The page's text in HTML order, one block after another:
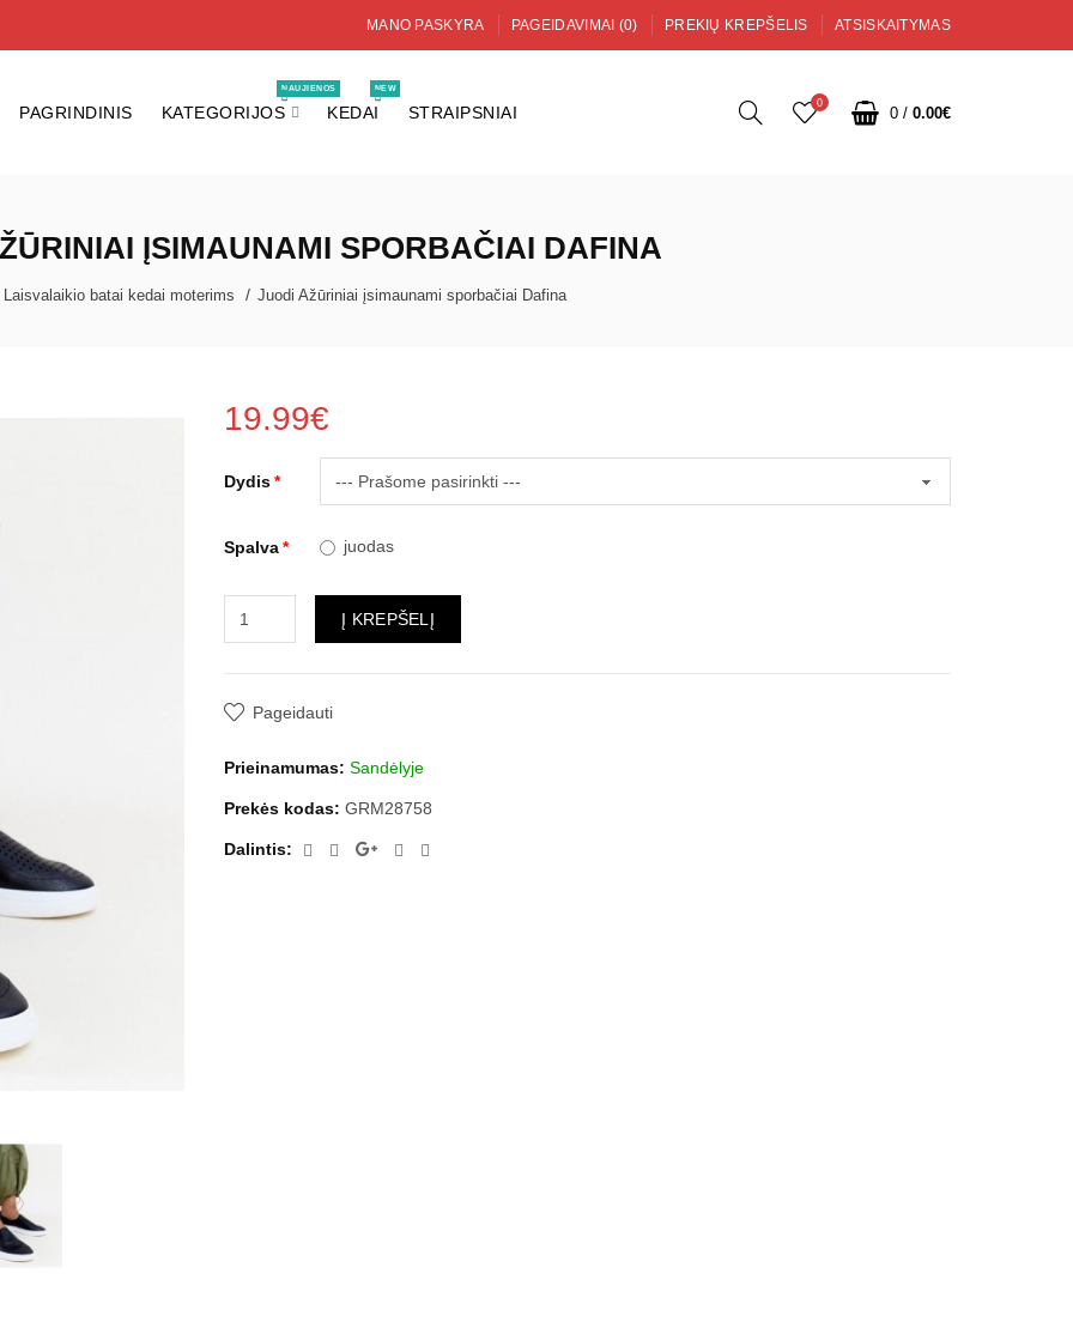
MANO PASKYRA PAGEIDAVIMAI (0) PREKIŲ KREPŠELIS ATSISKAITYMAS
PAGRINDINIS KATEGORIJOS
NAUJIENOS
KEDAI
NEW
STRAIPSNIAI 0
0 / 0.00€
ĮSIMAUNAMI SPORBAČIAI DAFINA
Laisvalaikio batai kedai moterims Juodi Ažūriniai įsimaunami sporbačiai Dafina
19.99€
Dydis
Spalva juodas
Į KREPŠELĮ
Pageidauti
Prieinamumas: Sandėlyje
Prekės kodas: GRM28758
Dalintis: